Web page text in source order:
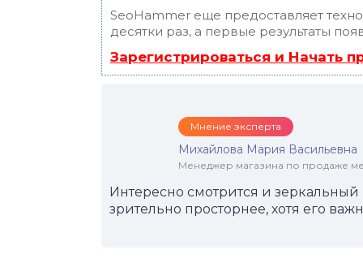
SeoHammer еще предоставляет
десятки раз, а первые результаты
Зарегистрироваться и Начать
Мнение эксперта
Михайлова Мария Васильевна
Менеджер магазина по продаже
Интересно смотрится и
зрительно просторнее, хотя его